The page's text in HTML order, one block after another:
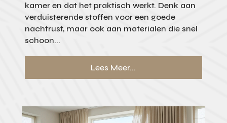
kamer en dat het praktisch werkt. Denk aan
verduisterende stoffen voor een goede
nachtrust, maar ook aan materialen die snel
schoon...
Lees Meer...